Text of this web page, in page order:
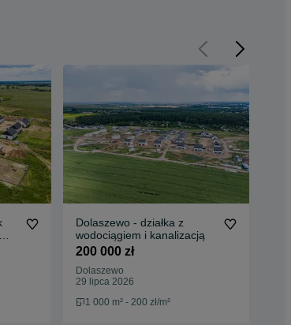
Dolaszewo - działka z
wodociągiem i kanalizacją
200 000 zł
Dolaszewo
29 lipca 2026
1 000 m² - 200 zł/m²